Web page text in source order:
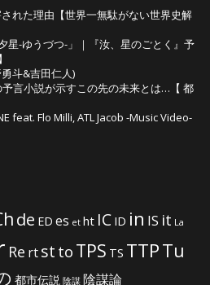
れた理由【世界一無駄がない世界史解
星-ゆうづつ-」｜『汝、星のごとく』予
斗&吉田仁人)
言小説が示すこの先の未来とは…【 都
feat. Flo Milli, ATL Jacob -Music Video-
de ED es et ht IC ID in IS it La
Re rtsttoTPS TS TTPTu
都市伝説 陰謀 陰謀論